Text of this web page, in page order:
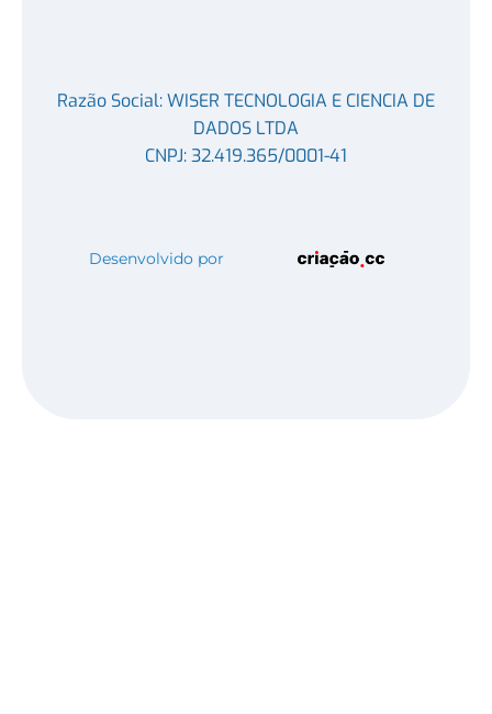
Razão Social: WISER TECNOLOGIA E CIENCIA DE
DADOS LTDA
CNPJ: 32.419.365/0001-41
Desenvolvido por